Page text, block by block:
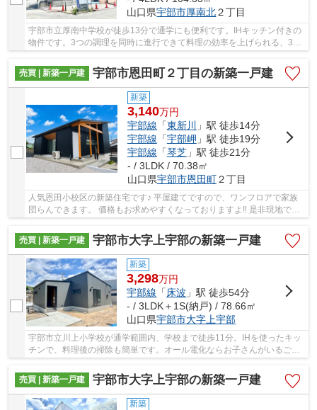
山口県宇部市厚南北２丁目
宇部市立厚南中学校が徒歩13分で通学にも便利です。IHキッチン付きの
物件です。3つの調理を同時に進行できて料理の効率を上げられる、3口
売買 | 新築一戸建
宇部市恩田町２丁目の新築一戸建
新築
3,140万円
宇部線 「東新川
」駅 徒歩14分
宇部線 「宇部岬 」駅 徒歩19分
宇部線 「琴芝」駅 徒歩21分
- / 3LDK / 70.38㎡
山口県宇部市恩田町２丁目
人気恩田小校区の新築住宅です♪ 平屋建てですので、ワンフロアで家族
団らんできます。 価格もお求めやすくなっておりますよ‼ 是非現地で住
み心地をご体感くださいませ。 お問い合わせ...
売買 | 新築一戸建
宇部市大字上宇部の新築一戸建
新築
3,298万円
宇部線 「床波 」駅 徒歩54分
- / 3LDK＋1S(納戸) / 78.66㎡
山口県宇部市大字上宇部
宇部市立川上小学校が通学範囲内、学校まで徒歩11分。IHを使ったキッ
チンで、料理後の掃除も簡単です。オール電化ならお子さんがいるご家
庭でも安心して暮らすことができます。新築の...
売買 | 新築一戸建
宇部市大字上宇部の新築一戸建
新築